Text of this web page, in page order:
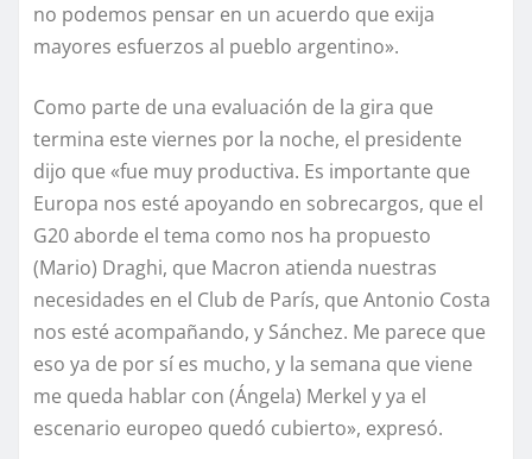
no podemos pensar en un acuerdo que exija
mayores esfuerzos al pueblo argentino».
Como parte de una evaluación de la gira que
termina este viernes por la noche, el presidente
dijo que «fue muy productiva. Es importante que
Europa nos esté apoyando en sobrecargos, que el
G20 aborde el tema como nos ha propuesto
(Mario) Draghi, que Macron atienda nuestras
necesidades en el Club de París, que Antonio Costa
nos esté acompañando, y Sánchez. Me parece que
eso ya de por sí es mucho, y la semana que viene
me queda hablar con (Ángela) Merkel y ya el
escenario europeo quedó cubierto», expresó.